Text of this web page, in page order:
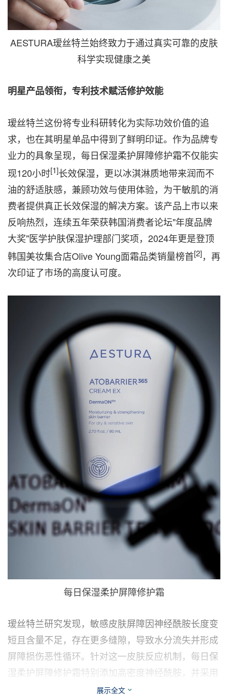
AESTURA瑷丝特兰始终致力于通过真实可靠的皮肤
科学实现健康之美
明星产品领衔，专利技术赋活修护效能
瑷丝特兰这份将专业科研转化为实际功效价值的追
求，也在其明星单品中得到了鲜明印证。作为品牌专
业力的具象呈现，每日保湿柔护屏障修护霜不仅能实
现120小时[1]长效保湿，更以冰淇淋质地带来润而不
油的舒适肤感，兼顾功效与使用体验，为干敏肌的消
费者提供真正长效保湿的解决方案。该产品上市以来
反响热烈，连续五年荣获韩国消费者论坛"年度品牌
大奖"医学护肤保湿护理部门奖项，2024年更是登顶
韩国美妆集合店Olive Young面霜品类销量榜首[2]，再
次印证了市场的高度认可度。
每日保湿柔护屏障修护霜
瑷丝特兰研究发现，敏感皮肤屏障因神经酰胺长度变
短且含量不足，存在更多缝隙，导致水分流失并形成
屏障损伤恶性循环。针对这一皮肤反应机制，每日保
湿柔护屏障修护霜特别添加高密度神经酰胺，并采用
创新的神经酰胺修护技术，有效弥补神经酰胺长度，
展示全文